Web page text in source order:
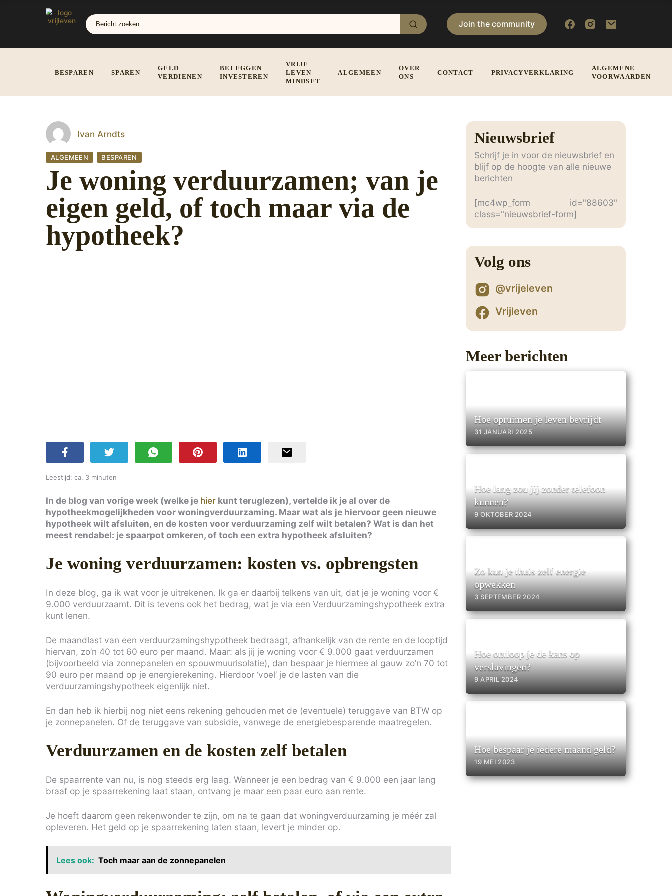
Join the community
BESPAREN SPAREN
GELD
VERDIENEN
BELEGGEN
INVESTEREN
VRIJE
LEVEN
MINDSET
ALGEMEEN
OVER
ONS
CONTACT PRIVACYVERKLARING
ALGEMENE
VOORWAARDEN
Ivan Arndts
ALGEMEEN BESPAREN
Je woning verduurzamen; van je
eigen geld, of toch maar via de
hypotheek?
Leestijd: ca. 3 minuten
In de blog van vorige week (welke je hier kunt teruglezen), vertelde ik je al over de
hypotheekmogelijkheden voor woningverduurzaming. Maar wat als je hiervoor geen nieuwe
hypotheek wilt afsluiten, en de kosten voor verduurzaming zelf wilt betalen? Wat is dan het
meest rendabel: je spaarpot omkeren, of toch een extra hypotheek afsluiten?
Je woning verduurzamen: kosten vs. opbrengsten
In deze blog, ga ik wat voor je uitrekenen. Ik ga er daarbij telkens van uit, dat je je woning voor €
9.000 verduurzaamt. Dit is tevens ook het bedrag, wat je via een Verduurzamingshypotheek extra
kunt lenen.
De maandlast van een verduurzamingshypotheek bedraagt, afhankelijk van de rente en de looptijd
hiervan, zo’n 40 tot 60 euro per maand. Maar: als jij je woning voor € 9.000 gaat verduurzamen
(bijvoorbeeld via zonnepanelen en spouwmuurisolatie), dan bespaar je hiermee al gauw zo’n 70 tot
90 euro per maand op je energierekening. Hierdoor ‘voel’ je de lasten van die
verduurzamingshypotheek eigenlijk niet.
En dan heb ik hierbij nog niet eens rekening gehouden met de (eventuele) teruggave van BTW op
je zonnepanelen. Of de teruggave van subsidie, vanwege de energiebesparende maatregelen.
Verduurzamen en de kosten zelf betalen
De spaarrente van nu, is nog steeds erg laag. Wanneer je een bedrag van € 9.000 een jaar lang
braaf op je spaarrekening laat staan, ontvang je maar een paar euro aan rente.
Je hoeft daarom geen rekenwonder te zijn, om na te gaan dat woningverduurzaming je méér zal
opleveren. Het geld op je spaarrekening laten staan, levert je minder op.
Lees ook: Toch maar aan de zonnepanelen
Nieuwsbrief
Schrijf je in voor de nieuwsbrief en
blijf op de hoogte van alle nieuwe
berichten
[mc4wp_form id="88603"
class="nieuwsbrief-form]
Volg ons
@vrijeleven
Vrijleven
Meer berichten
Hoe opruimen je leven bevrijdt
31 JANUARI 2025
Hoe lang zou jij zonder telefoon
kunnen?
9 OKTOBER 2024
Zo kun je thuis zelf energie
opwekken
3 SEPTEMBER 2024
Hoe ontloop je de kans op
verslavingen?
9 APRIL 2024
Hoe bespaar je iedere maand geld?
19 MEI 2023